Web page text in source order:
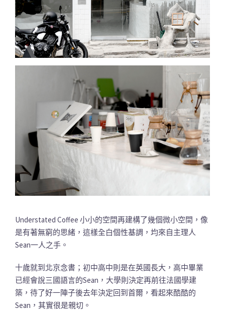
Understated Coffee 小小的空間再建構了幾個微小空間，像
是有著無窮的思緒，這樣全白個性基調，均來自主理人
Sean一人之手。
十歲就到北京念書；初中高中則是在英國長大，高中畢業
已經會說三國語言的Sean，大學則決定再前往法國學建
築，待了好一陣子後去年決定回到首爾，看起來酷酷的
Sean，其實很是親切。